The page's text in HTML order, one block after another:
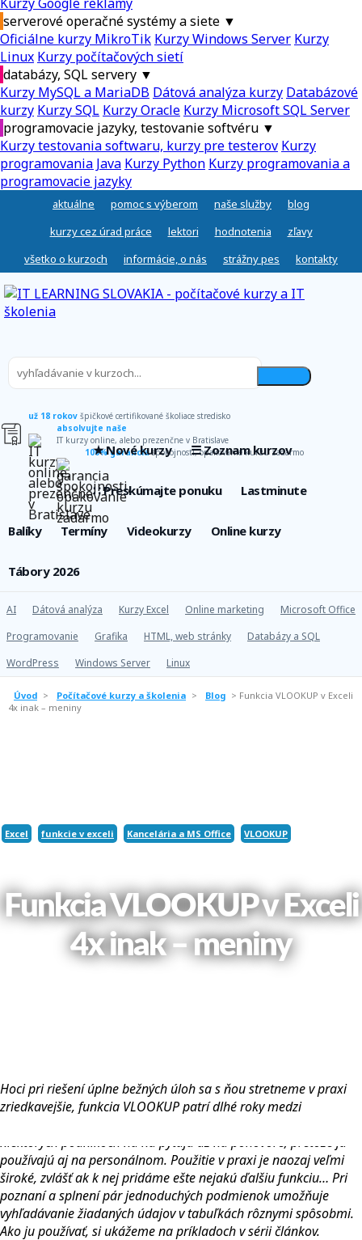
serverové operačné systémy a siete ▼
Oficiálne kurzy MikroTik Kurzy Windows Server Kurzy
Linux Kurzy počítačových sietí
databázy, SQL servery ▼
Kurzy MySQL a MariaDB Dátová analýza kurzy Databázové
kurzy Kurzy SQL Kurzy Oracle Kurzy Microsoft SQL Server
programovacie jazyky, testovanie softvéru ▼
Kurzy testovania softwaru, kurzy pre testerov Kurzy
programovania Java Kurzy Python Kurzy programovania a
programovacie jazyky
aktuálne pomoc s výberom naše služby
blog
kurzy cez úrad práce
lektori hodnotenia
zľavy
všetko o kurzoch
informácie, o nás strážny pes kontakty
už 18 rokov špičkové certifikované školiace stredisko
absolvujte naše
IT kurzy online, alebo prezenčne v Bratislave
100% garanciaspokojnosti, opakovanie kurzu zadarmo
★ Nové kurzy ☰ Zoznam kurzov
∷ Preskúmajte ponuku Lastminute
Balíky Termíny Videokurzy Online kurzy
Tábory 2026
AI Dátová analýza Kurzy Excel Online marketing
Microsoft Office
Programovanie
Grafika HTML, web stránky
Databázy a SQL
WordPress
Windows Server Linux
Úvod > Počítačové kurzy a školenia > Blog > Funkcia VLOOKUP v Exceli
4x inak – meniny
Excel funkcie v exceli Kancelária a MS Office VLOOKUP
Funkcia VLOOKUP v Exceli
4x inak – meniny
Hoci pri riešení úplne bežných úloh sa s ňou stretneme v praxi
zriedkavejšie, funkcia VLOOKUP patrí dlhé roky medzi
niektorých podnikoch na ňu pýtajú už na pohovore, pretože ju
používajú aj na personálnom. Použitie v praxi je naozaj veľmi
široké, zvlášť ak k nej pridáme ešte nejakú ďalšiu funkciu… Pri
poznaní a splnení pár jednoduchých podmienok umožňuje
vyhľadávanie žiadaných údajov v tabuľkách rôznymi spôsobmi.
Ako ju používať, si ukážeme na príkladoch v sérii článkov.